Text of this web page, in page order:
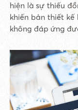
hiện là sự thiếu
khiến bản thiết
không đáp ứng